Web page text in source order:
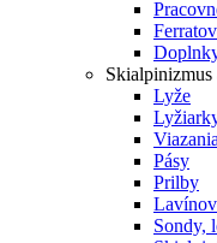
Lyže
Viazania
Pásy
Prilby
Sondy,